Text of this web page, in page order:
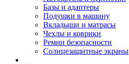
Базы и адаптеры
Подушки в машину
Вкладыши и матрасы
Чехлы и коврики
Ремни безопасности
Солнцезащитные экраны